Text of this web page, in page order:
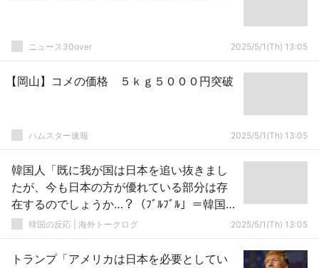
ニュース30over 2025/5/1(Th) 13:05
【岡山】コメの価格 ５ｋｇ５０００円突破
ハムスター速報 2025/5/1(Th) 13:05
韓国人「既に我が国は日本を追い抜きまし
たが、今も日本の方が優れている部分は存
在するのでしょうか…？（ﾌﾞﾙﾌﾞﾙ」＝韓国の
反応韓国の反応 | 海外トークログ 2025/5/1(Th) 13:05
トランプ「アメリカは日本を必要としてい